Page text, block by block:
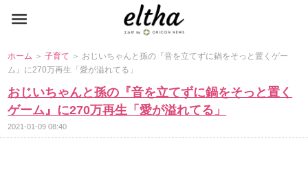
ホーム ＞子育て ＞ おじいちゃんと孫の『音を立てずに鍋をそっと置くゲー
ム』に270万再生「愛が溢れてる」
おじいちゃんと孫の『音を立てずに鍋をそっと置く
ゲーム』に270万再生「愛が溢れてる」
2021-01-09 08:40